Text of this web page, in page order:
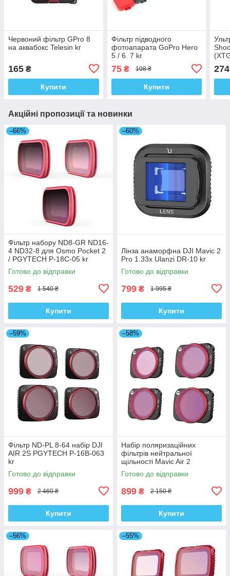
Червоний фільтр GPro 8
на аквабокс Telesin kr
165 ₴
Купити
Фільтр підводного
фотоапарата GoPro Hero
5 / 6. 7 kr
75₴ 108 ₴
Купити
274
Акційні пропозиції та новинки
–66%
Фільтр набору ND8-GR ND16-
4 ND32-8 для Osmo Pocket 2
/ PGYTECH P-18C-05 kr
Готово до відправки
529 ₴ 1 540 ₴
Купити
–60%
Лінза анаморфна DJI Mavic 2
Pro 1.33x Ulanzi DR-10 kr
Готово до відправки
799 ₴ 1 995 ₴
Купити
–59%
Фільтр ND-PL 8-64 набір DJI
AIR 2S PGYTECH P-16B-063
kr
Готово до відправки
999 ₴ 2 460 ₴
Купити
–58%
Набір поляризаційних
фільтрів нейтральної
щільності Mavic Air 2
PGYTECH P-16A-035 kr
Готово до відправки
899 ₴ 2 150 ₴
Купити
–56% –55%